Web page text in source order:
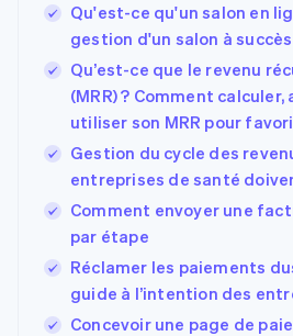
Qu'est-ce qu'un salon en
gestion d'un salon à
Qu’est-ce que le revenu
(MRR) ? Comment
utiliser son MRR pour
Gestion du cycle des
entreprises de santé
Comment envoyer une
par étape
Réclamer les paiements
guide à l’intention des
Concevoir une page de